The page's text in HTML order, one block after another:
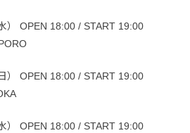
） OPEN 18:00 / START 19:00
） OPEN 18:00 / START 19:00
） OPEN 18:00 / START 19:00